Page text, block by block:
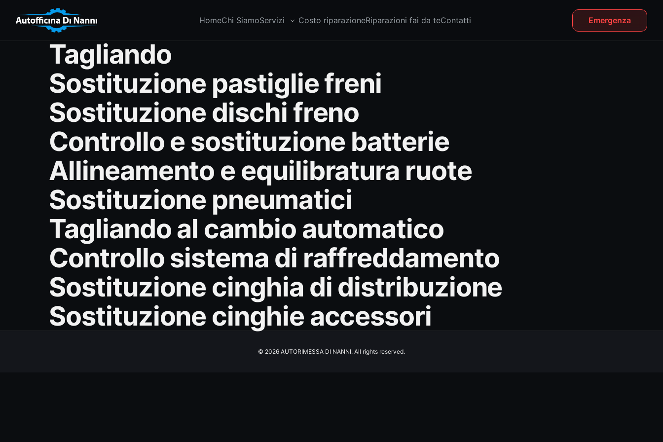
HomeChi SiamoServizi Costo riparazioneRiparazioni fai da teContatti Emergenza
Tagliando
Sostituzione pastiglie freni
Sostituzione dischi freno
Controllo e sostituzione batterie
Allineamento e equilibratura ruote
Sostituzione pneumatici
Tagliando al cambio automatico
Controllo sistema di raffreddamento
Sostituzione cinghia di distribuzione
Sostituzione cinghie accessori
© 2026 AUTORIMESSA DI NANNI. All rights reserved.